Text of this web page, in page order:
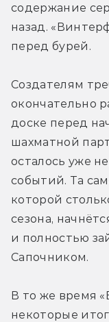
содержание
назад.
перед бурей.
Создателям
окончательно
доске перед
шахматной
осталось уже
событий. Та
которой
сезона,
и полностью
Сапочником.
В то же время
некоторые